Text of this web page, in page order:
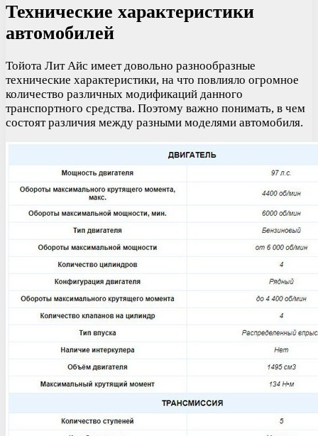
Технические характеристики
автомобилей
Тойота Лит Айс имеет довольно разнообразные
технические характеристики, на что повлияло огромное
количество различных модификаций данного
транспортного средства. Поэтому важно понимать, в чем
состоят различия между разными моделями автомобиля.